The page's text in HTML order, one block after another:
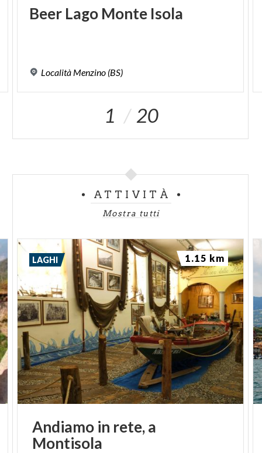
Beer Lago Monte Isola
Località Menzino (BS)
1 20
ATTIVITÀ
Mostra tutti
Andiamo in rete,a
Montisola
LAGHI 1.15 km